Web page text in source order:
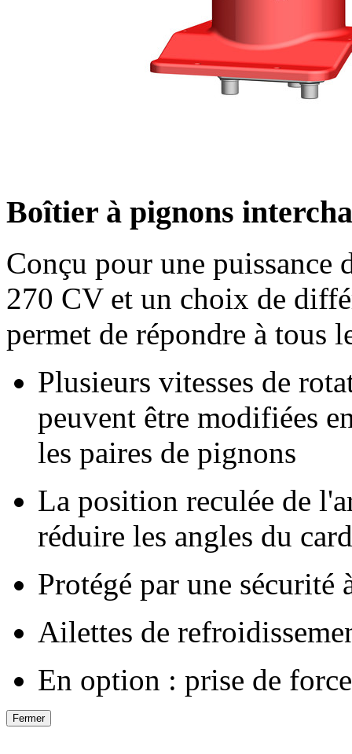
Boîtier à pignons
Conçu pour une puissance
270 CVet un choix de
permet de répondre à tous
Plusieurs vitesses de
peuvent être modifiées
les paires de pignons
La position reculée de
réduire les angles du
Protégé par une sécurité
Ailettes de
En option : prise de
Fermer